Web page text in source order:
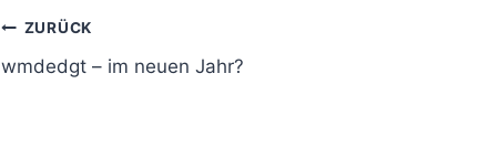
ZURÜCK
wmdedgt – im neuen Jahr?